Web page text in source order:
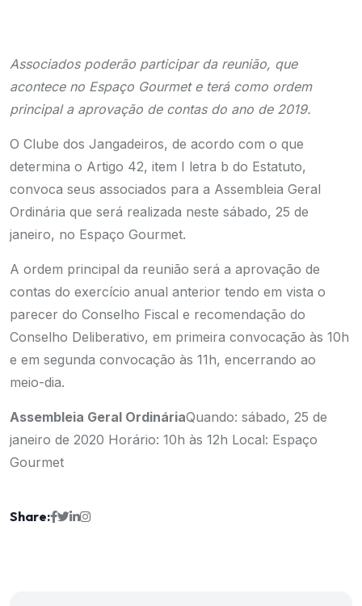
Associados poderão participar da reunião, que
acontece no Espaço Gourmet e terá como ordem
principal a aprovação de contas do ano de 2019.
O Clube dos Jangadeiros, de acordo com o que
determina o Artigo 42, item I letra b do Estatuto,
convoca seus associados para a Assembleia Geral
Ordinária que será realizada neste sábado, 25 de
janeiro, no Espaço Gourmet.
A ordem principal da reunião será a aprovação de
contas do exercício anual anterior tendo em vista o
parecer do Conselho Fiscal e recomendação do
Conselho Deliberativo, em primeira convocação às 10h
e em segunda convocação às 11h, encerrando ao
meio-dia.
Assembleia Geral OrdináriaQuando: sábado, 25 de
janeiro de 2020 Horário: 10h às 12h Local: Espaço
Gourmet
Share: